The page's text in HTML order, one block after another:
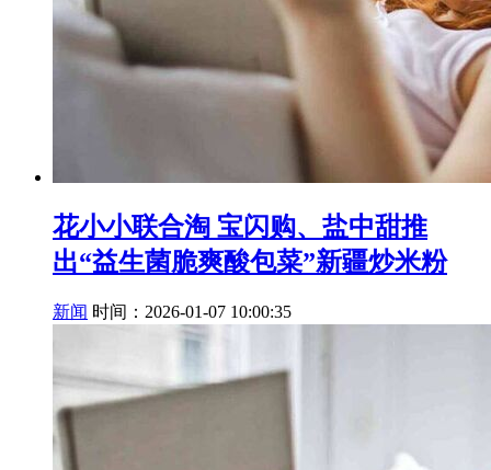
花小小联合淘 宝闪购、盐中甜推
出“益生菌脆爽酸包菜”新疆炒米粉
新闻 时间：2026-01-07 10:00:35